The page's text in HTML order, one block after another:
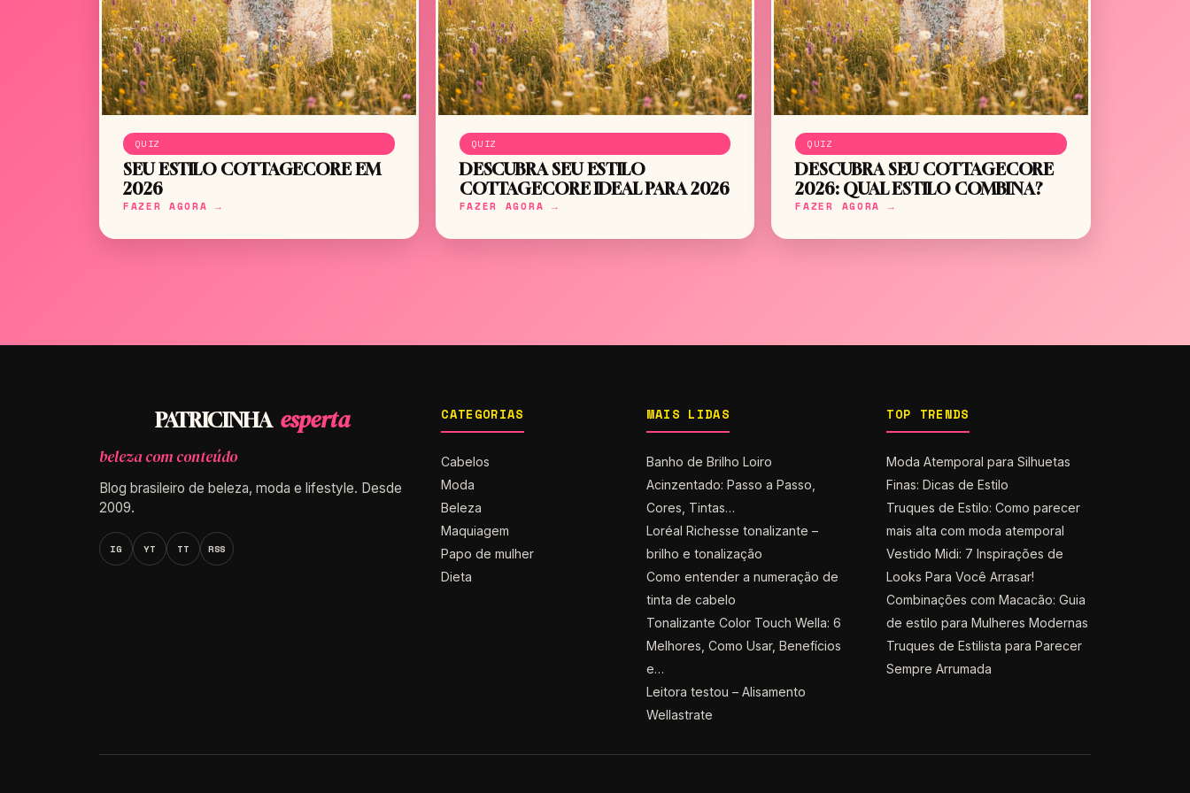
QUIZ
SEU ESTILO COTTAGECORE EM
2026
FAZER AGORA →
QUIZ
DESCUBRA SEU ESTILO
COTTAGECORE IDEAL PARA 2026
FAZER AGORA →
QUIZ
DESCUBRA SEU COTTAGECORE
2026: QUAL ESTILO COMBINA?
FAZER AGORA →
PATRICINHA esperta
beleza com conteúdo
Blog brasileiro de beleza, moda e lifestyle. Desde
2009.
IG YT TT RSS
CATEGORIAS
Cabelos
Moda
Beleza
Maquiagem
Papo de mulher
Dieta
MAIS LIDAS
Banho de Brilho Loiro
Acinzentado: Passo a Passo,
Cores, Tintas…
Loréal Richesse tonalizante –
brilho e tonalização
Como entender a numeração de
tinta de cabelo
Tonalizante Color Touch Wella: 6
Melhores, Como Usar, Benefícios
e…
Leitora testou – Alisamento
Wellastrate
TOP TRENDS
Moda Atemporal para Silhuetas
Finas: Dicas de Estilo
Truques de Estilo: Como parecer
mais alta com moda atemporal
Vestido Midi: 7 Inspirações de
Looks Para Você Arrasar!
Combinações com Macacão: Guia
de estilo para Mulheres Modernas
Truques de Estilista para Parecer
Sempre Arrumada